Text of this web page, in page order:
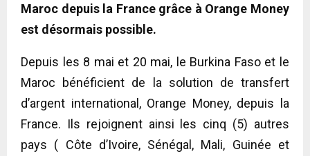
Maroc depuis la France grâce à Orange Money
est désormais possible.
Depuis les 8 mai et 20 mai, le Burkina Faso et le
Maroc bénéficient de la solution de transfert
d’argent international, Orange Money, depuis la
France. Ils rejoignent ainsi les cinq (5) autres
pays ( Côte d’Ivoire, Sénégal, Mali, Guinée et